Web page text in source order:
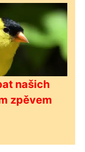
našich
zpěvem